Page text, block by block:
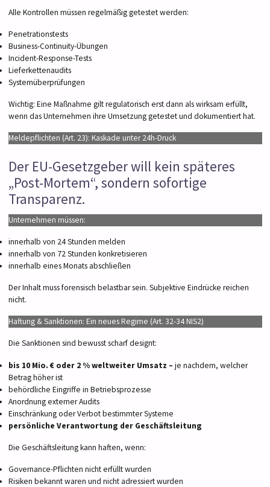
Alle Kontrollen müssen regelmäßig getestet werden:
Penetrationstests
Business-Continuity-Übungen
Incident-Response-Tests
Lieferkettenaudits
Systemüberprüfungen
Wichtig: Eine Maßnahme gilt regulatorisch erst dann als wirksam erfüllt,
wenn das Unternehmen ihre Umsetzung getestet und dokumentiert hat.
Meldepflichten (Art. 23): Kaskade unter 24h-Druck
Der EU-Gesetzgeber will kein späteres
„Post-Mortem“, sondern sofortige
Transparenz.
Unternehmen müssen:
innerhalb von 24 Stunden melden
innerhalb von 72 Stunden konkretisieren
innerhalb eines Monats abschließen
Der Inhalt muss forensisch belastbar sein. Subjektive Eindrücke reichen
nicht.
Haftung & Sanktionen: Ein neues Regime (Art. 32-34 NIS2)
Die Sanktionen sind bewusst scharf designt:
bis 10 Mio. € oder 2 % weltweiter Umsatz – je nachdem, welcher
Betrag höher ist
behördliche Eingriffe in Betriebsprozesse
Anordnung externer Audits
Einschränkung oder Verbot bestimmter Systeme
persönliche Verantwortung der Geschäftsleitung
Die Geschäftsleitung kann haften, wenn:
Governance-Pflichten nicht erfüllt wurden
Risiken bekannt waren und nicht adressiert wurden